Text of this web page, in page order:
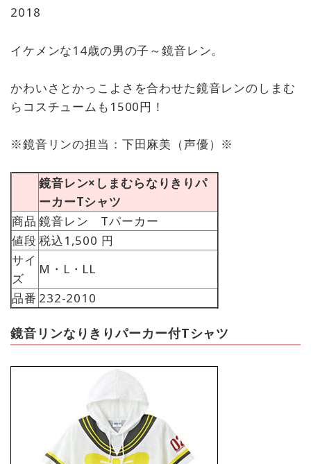
2018
イケメンな14歳の男の子～鏡音レン。
かわいさとかっこよさを合わせた鏡音レンのしまむ
らコスチュームも1500円！
※鏡音リンの担当：下田麻美（声優）※
鏡音レン×しまむらなりきりパ
ーカーTシャツ
商品 鏡音レン Tパーカー
値段税込1,500 円
サイ
ズ
M・L・LL
品番 232-2010
鏡音リンなりきりパーカー付Tシャツ